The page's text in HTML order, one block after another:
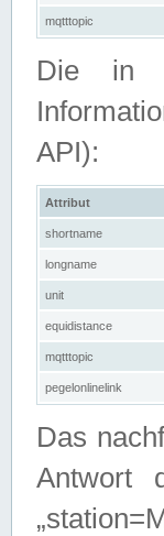
mqtttopic
Die in
API):
Attribut
shortname
longname
unit
equidistance
mqtttopic
pegelonlinelink
Das
Antwort